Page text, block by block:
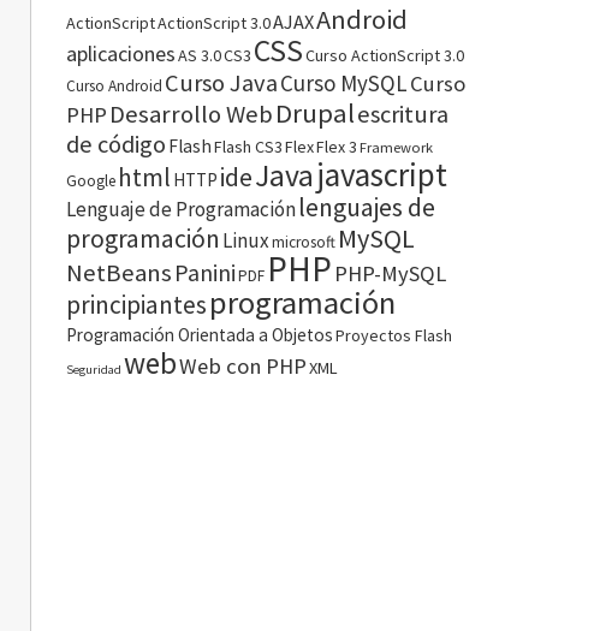
ActionScriptActionScript 3.0AJAXAndroid
aplicacionesAS 3.0CS3 CSSCurso ActionScript 3.0
Curso Android Curso JavaCurso MySQLCurso
PHP Desarrollo WebDrupalescritura
de código FlashFlash CS3FlexFlex 3 Framework
Google html HTTP ideJavajavascript
Lenguaje de Programaciónlenguajes de
programación Linuxmicrosoft MySQL
NetBeans PaniniPDF PHP PHP-MySQL
principiantesprogramación
Programación Orientada a ObjetosProyectos Flash
Seguridad webWeb con PHPXML